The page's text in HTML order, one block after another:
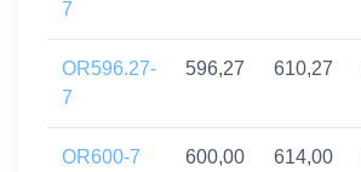
7
OR596.27-
7
596,27 610,27
OR600-7 600,00 614,00